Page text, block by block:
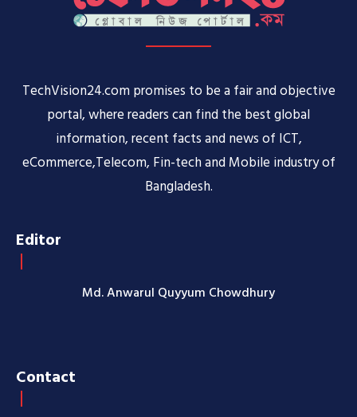
TechVision24.com promises to be a fair and objective
portal, where readers can find the best global
information, recent facts and news of ICT,
eCommerce,Telecom, Fin-tech and Mobile industry of
Bangladesh.
Editor
Md. Anwarul Quyyum Chowdhury
Contact